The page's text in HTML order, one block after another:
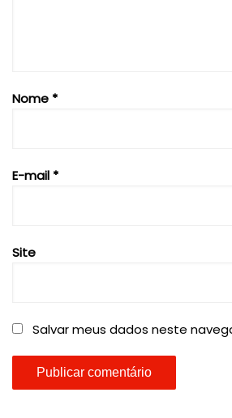
Nome *
E-mail *
Site
Salvar meus dados neste